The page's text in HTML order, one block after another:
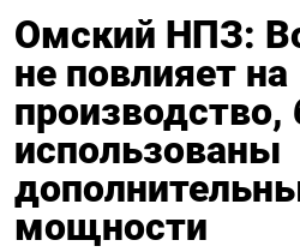
Омский НПЗ:
не повлияет на
производство,
использованы
мощности